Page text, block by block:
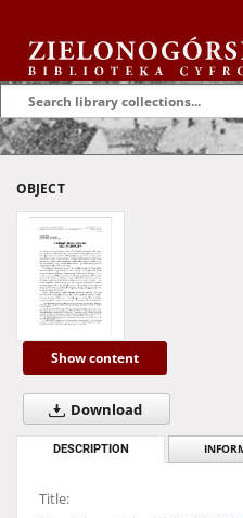
OBJECT
Show content
Download
DESCRIPTION
Title: